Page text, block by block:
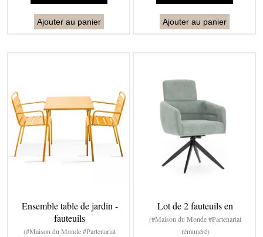
Ajouter au panier Ajouter au panier
Ensemble table de jardin -
fauteuils
(#Maison du Monde #Partenariat
Lot de 2 fauteuils en
(#Maison du Monde #Partenariat
rémunéré)